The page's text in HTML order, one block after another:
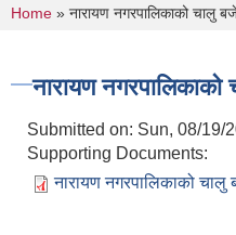
You are here
Home » नारायण नगरपालिकाको चालु
नारायण
Submitted on: Sun, 08/19/
Supporting Documents:
नारायण नगरपालिकाको